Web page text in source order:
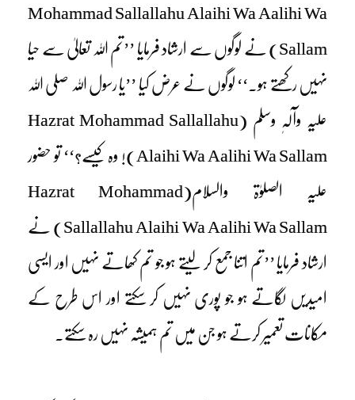
Mohammad Sallallahu Alaihi Wa Aalihi Wa
Sallam) نے لوگوں سے ارشاد فرمایا ’’تم اللہ تعالیٰ سے حیا
نہیں رکھتے ہو۔‘‘ لوگوں نے عرض کیا ’’یا رسول اللہ صلی اللہ
علیہ وآلہٖ وسلم (Hazrat Mohammad Sallallahu
Alaihi Wa Aalihi Wa Sallam)! وہ کیسے؟‘‘ تو حضور
علیہ الصلوٰۃ والسلام(Hazrat Mohammad
Sallallahu Alaihi Wa Aalihi Wa Sallam) نے
ارشاد فرمایا ’’تم اتنا جمع کر لیتے ہو جو تم کھاتے نہیں اور ایسی
امیدیں لگاتے ہو جو پوری نہیں کر سکتے اور اس طرح کے
مکانات تعمیر کرتے ہو جن میں تم ہمیشہ نہیں رہ سکتے۔